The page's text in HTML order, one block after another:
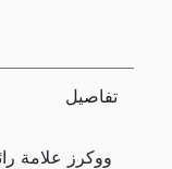
تفاصيل
ووكرز علامة